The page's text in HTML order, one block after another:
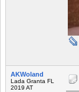
AKWoland
Lada Granta FL
2019 AT